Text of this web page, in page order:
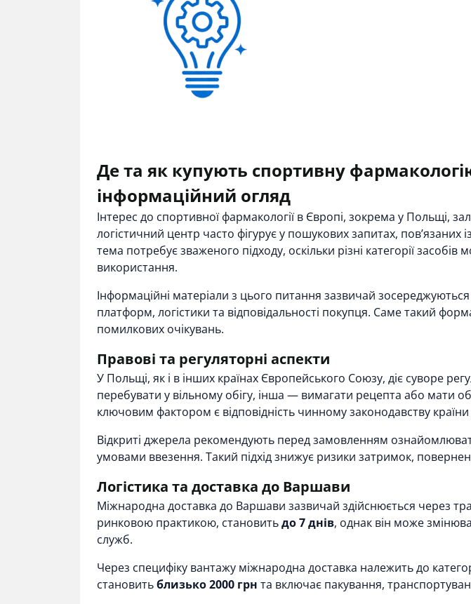
Де та як купують спортивну
інформаційний огляд
Інтерес до спортивної фармакології в Європі, зокрема у Польщі,
логістичний центр часто фігурує у пошукових запитах, пов’язаних
тема потребує зваженого підходу, оскільки різні категорії
використання.
Інформаційні матеріали з цього питання зазвичай
платформ, логістики та відповідальності покупця. Саме такий
помилкових очікувань.
Правові та регуляторні аспекти
У Польщі, як і в інших країнах Європейського Союзу, діє суворе
перебувати у вільному обігу, інша — вимагати рецепта або
ключовим фактором є відповідність чинному законодавству
Відкриті джерела рекомендують перед замовленням
умовами ввезення. Такий підхід знижує ризики затримок,
Логістика та доставка до Варшави
Міжнародна доставка до Варшави зазвичай здійснюється через
ринковою практикою, становитьдо 7 днів, однак він може
служб.
Через специфіку вантажу міжнародна доставка належить до
становитьблизько 2000 грн та включає пакування,